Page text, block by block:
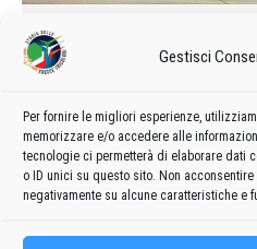
Gestisci
Per fornire le migliori esperienze,
memorizzare e/o accedere alle
tecnologie ci permetterà di elaborare dati
o ID unici su questo sito. Non
negativamente su alcune caratteristiche e
Calendario delle
formazione del
Formazione e calendario 1997
Frecce Tricolori